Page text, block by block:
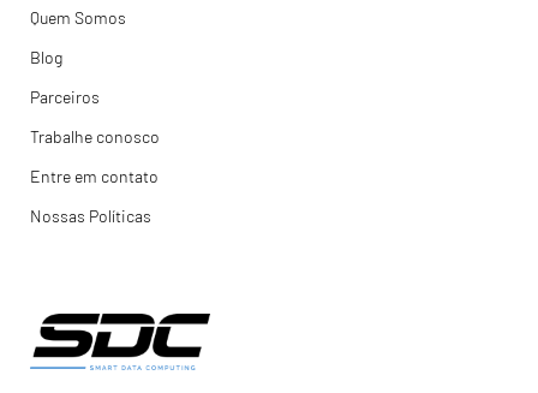
Quem Somos
Blog
Parceiros
Trabalhe conosco
Entre em contato
Nossas Políticas